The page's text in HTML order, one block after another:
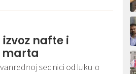
nafte i
marta
sednici odluku o